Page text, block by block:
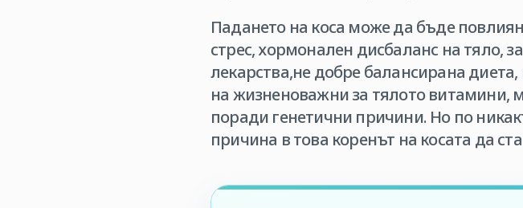
Падането на коса може да бъде
стрес, хормонален дисбаланс на тяло,
лекарства,не добре балансирана
на жизненоважни за тялото витамини,
поради генетични причини. Но по
причина в това коренът на косата да